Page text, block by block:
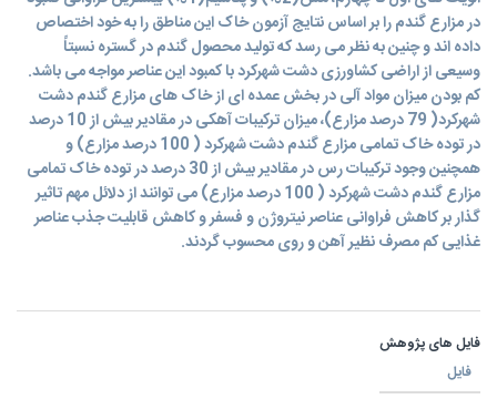
در مزارع گندم را بر اساس نتایج آزمون خاک این مناطق را به خود اختصاص
داده اند و چنین به نظر می رسد که تولید محصول گندم در گستره نسبتاً
وسیعی از اراضی کشاورزی دشت شهرکرد با کمبود این عناصر مواجه می باشد.
کم بودن میزان مواد آلی در بخش عمده ای از خاک های مزارع گندم دشت
شهرکرد( 79 درصد مزارع)، میزان ترکیبات آهکی در مقادیر بیش از 10 درصد
در توده خاک تمامی مزارع گندم دشت شهرکرد ( 100 درصد مزارع) و
همچنین وجود ترکیبات رس در مقادیر بیش از 30 درصد در توده خاک تمامی
مزارع گندم دشت شهرکرد ( 100 درصد مزارع) می توانند از دلائل مهم تاثیر
گذار بر کاهش فراوانی عناصر نیتروژن و فسفر و کاهش قابلیت جذب عناصر
غذایی کم مصرف نظیر آهن و روی محسوب گردند.
فایل های پژوهش
فایل